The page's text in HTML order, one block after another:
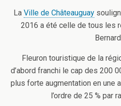
La Ville de Châteauguay
2016 a été celle de tous les
Fleuron touristique de la
d’abord franchi le cap des 200
plus forte augmentation en une
l’ordre de 25 % par